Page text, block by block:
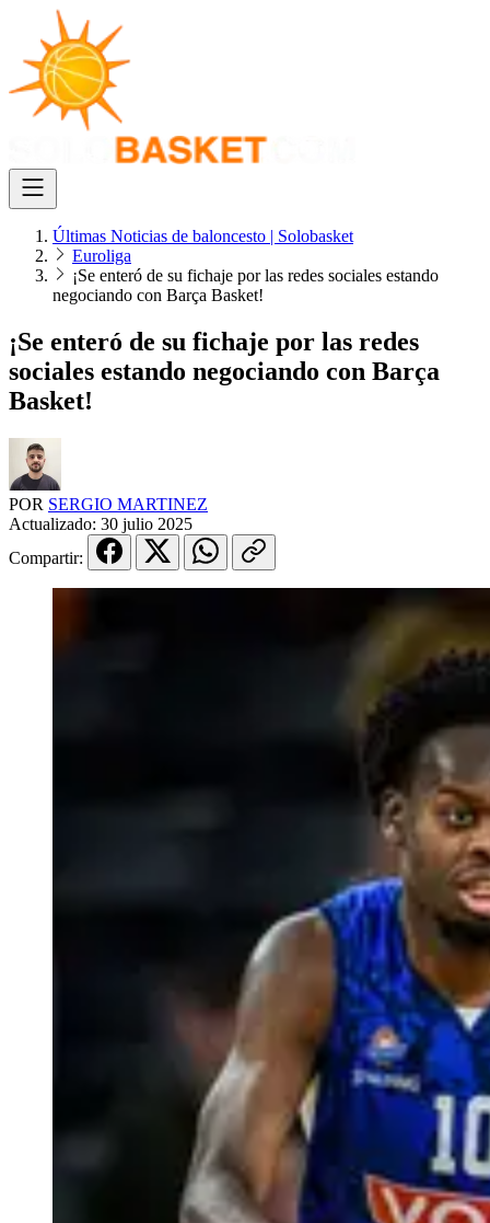
Últimas Noticias de baloncesto | Solobasket
Euroliga
¡Se enteró de su fichaje por las redes sociales estando
negociando con Barça Basket!
¡Se enteró de su fichaje por las redes
sociales estando negociando con Barça
Basket!
POR SERGIO MARTINEZ
Actualizado: 30 julio 2025
Compartir: